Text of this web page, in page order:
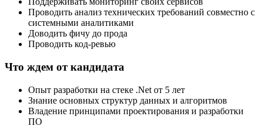
Проводить анализ технических требований совместно с
системными аналитиками
Доводить фичу до прода
Проводить код-ревью
Что ждем от кандидата
Опыт разработки на стеке .Net от 5 лет
Знание основных структур данных и алгоритмов
Владение принципами проектирования и разработки
ПО